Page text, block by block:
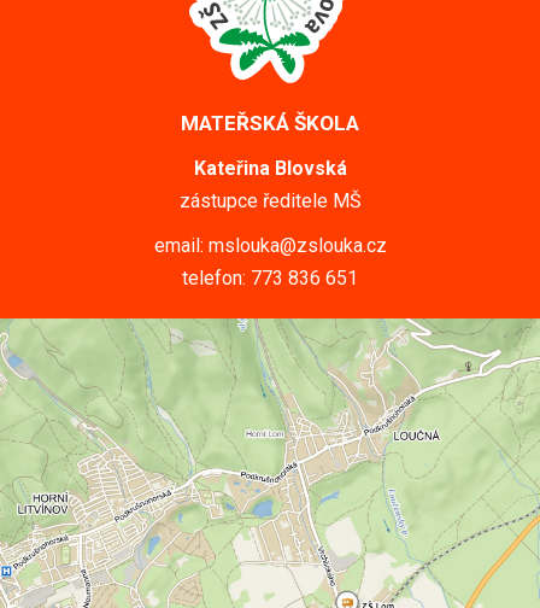
MATEŘSKÁ ŠKOLA
Kateřina Blovská
zástupce ředitele MŠ
email: mslouka@zslouka.cz
telefon: 773 836 651